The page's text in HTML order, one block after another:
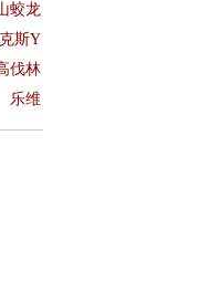
蛟龙
斯Y
伐林
乐维